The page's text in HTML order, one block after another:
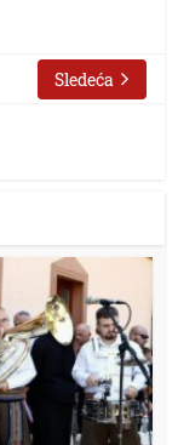
Sledeća